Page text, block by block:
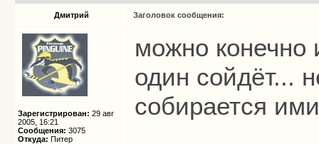
Дмитрий Заголовок сообщения:
Зарегистрирован: 29 авг
2005, 16:21
Сообщения: 3075
Откуда: Питер
можно конечно
один сойдёт...
собирается